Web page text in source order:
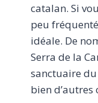
catalan. Si
peu
idéale. De
Serra de la
sanctuaire
bien